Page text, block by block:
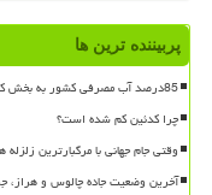
پربیننده ترین ها
85درصد آب مصرفی کشور به بخش کشاورزی اختصاص دارد، آن هم با قیمت خیلی پایین
چرا کدئین کم شده است؟
وقتی جام جهانی با مرگبارترین
آخرین وضعیت جاده چالوس و هراز، جمعه ۲۹